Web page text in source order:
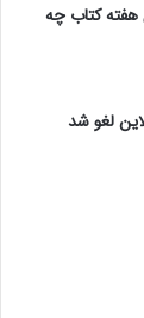
هفته کتاب چه
لغو شد